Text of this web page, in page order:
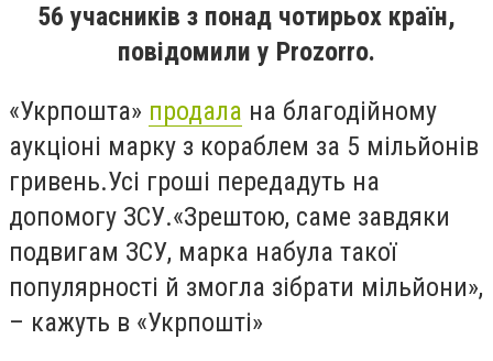
56 учасників з понад чотирьох країн,
повідомили у Prozorro.
«Укрпошта» продала на благодійному
аукціоні марку з кораблем за 5 мільйонів
гривень.Усі гроші передадуть на
допомогу ЗСУ.«Зрештою, саме завдяки
подвигам ЗСУ, марка набула такої
популярності й змогла зібрати мільйони»,
– кажуть в «Укрпошті»